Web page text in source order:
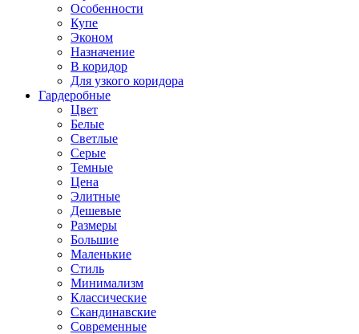
Особенности
Купе
Эконом
Назначение
В коридор
Для узкого коридора
Гардеробные
Цвет
Белые
Светлые
Серые
Темные
Цена
Элитные
Дешевые
Размеры
Большие
Маленькие
Стиль
Минимализм
Классические
Скандинавские
Современные